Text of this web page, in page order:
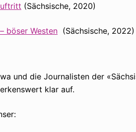
(Sächsische, 2020)
böser Westen (Sächsische, 2022)
und die Journalisten der
klar auf.